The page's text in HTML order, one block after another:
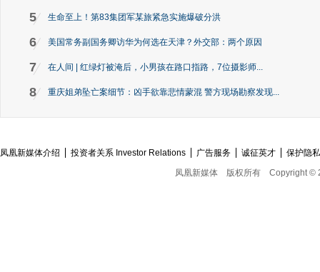
5 生命至上！第83集团军某旅紧急实施爆破分洪
6 美国常务副国务卿访华为何选在天津？外交部：两个原因
7 在人间 | 红绿灯被淹后，小男孩在路口指路，7位摄影师...
8 重庆姐弟坠亡案细节：凶手欲靠悲情蒙混 警方现场勘察发现...
凤凰新媒体介绍 投资者关系 Investor Relations 广告服务 诚征英才
保护隐
凤凰新媒体
版权所有 Copyright ©